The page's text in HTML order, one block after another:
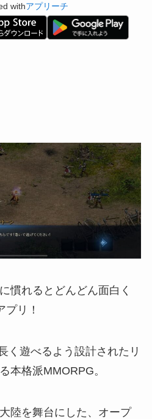
withアプリーチ
慣れるとどんどん面白く
リ！
く遊べるよう設計されたリ
本格派MMORPG。
陸を舞台にした、オープ